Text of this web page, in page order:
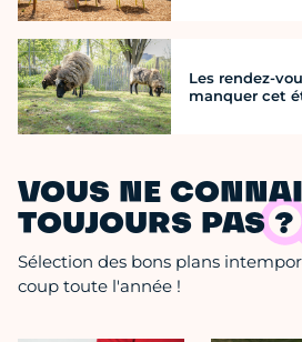
Les rendez-
manquer cet
VOUS NE
TOUJOURS PAS ?
Sélection des bons plans
coup toute l'année !